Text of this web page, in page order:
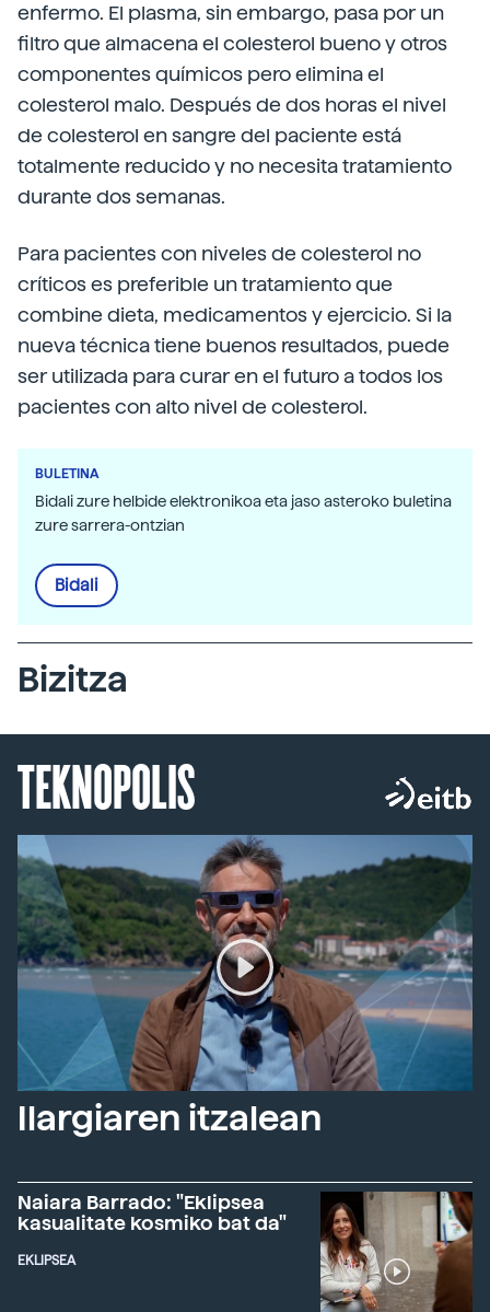
enfermo. El plasma, sin embargo, pasa por un
filtro que almacena el colesterol bueno y otros
componentes químicos pero elimina el
colesterol malo. Después de dos horas el nivel
de colesterol en sangre del paciente está
totalmente reducido y no necesita tratamiento
durante dos semanas.
Para pacientes con niveles de colesterol no
críticos es preferible un tratamiento que
combine dieta, medicamentos y ejercicio. Si la
nueva técnica tiene buenos resultados, puede
ser utilizada para curar en el futuro a todos los
pacientes con alto nivel de colesterol.
BULETINA
Bidali zure helbide elektronikoa eta jaso asteroko buletina
zure sarrera-ontzian
Bidali
Bizitza
TEKNOPOLIS
Ilargiaren itzalean
Naiara Barrado: "Eklipsea
kasualitate kosmiko bat da"
EKLIPSEA